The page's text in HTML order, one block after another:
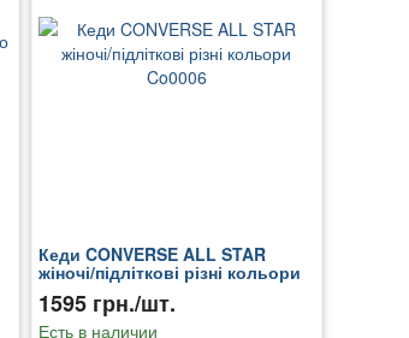
Кеди CONVERSE ALL STAR
жіночі/підліткові різні кольори
Co0006
1595 грн./шт.
Есть в наличии